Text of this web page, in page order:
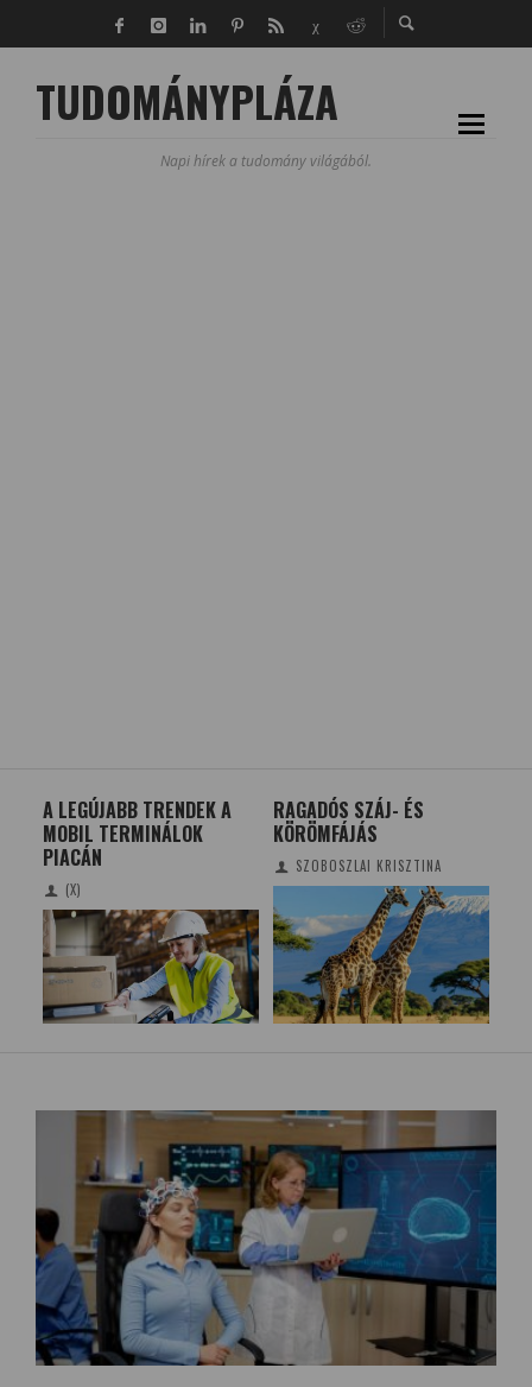
TUDOMÁNYPLÁZA
Napi hírek a tudomány világából.
RAGADÓS SZÁJ- ÉS
KÖRÖMFÁJÁS
SZOBOSZLAI KRISZTINA
MÉLYTENGERI
KORALLKERTEK
TUDOMÁNYPLÁZA